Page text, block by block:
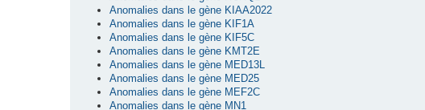
Anomalies dans le gène KIAA2022
Anomalies dans le gène KIF1A
Anomalies dans le gène KIF5C
Anomalies dans le gène KMT2E
Anomalies dans le gène MED13L
Anomalies dans le gène MED25
Anomalies dans le gène MEF2C
Anomalies dans le gène MN1